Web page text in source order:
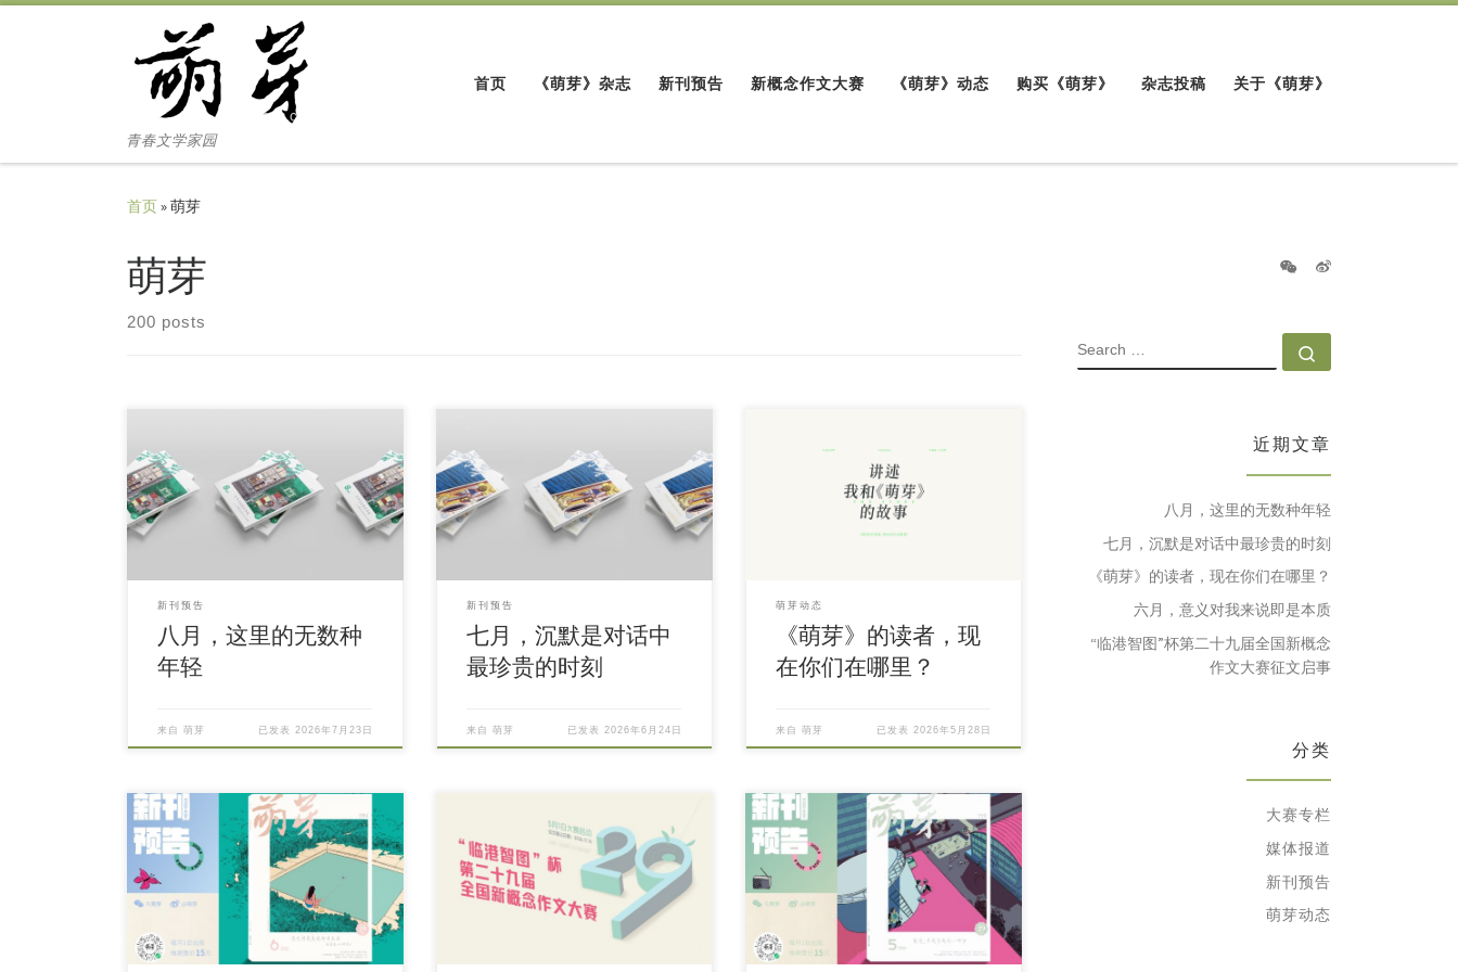
青春文学家园
首页 《萌芽》杂志 新刊预告 新概念作文大赛 《萌芽》动态 购买《萌芽》 杂志投稿 关于《萌芽》
首页»萌芽
萌芽
200 posts
新刊预告
八月，这里的无数种
年轻
来自萌芽 已发表 2026年7月23日
新刊预告
七月，沉默是对话中
最珍贵的时刻
来自萌芽 已发表 2026年6月24日
萌芽动态
《萌芽》的读者，现
在你们在哪里？
来自萌芽 已发表 2026年5月28日
SEARCH
近期文章
八月，这里的无数种年轻
七月，沉默是对话中最珍贵的时刻
《萌芽》的读者，现在你们在哪里？
六月，意义对我来说即是本质
“临港智图”杯第二十九届全国新概念
作文大赛征文启事
分类
大赛专栏
媒体报道
新刊预告
萌芽动态